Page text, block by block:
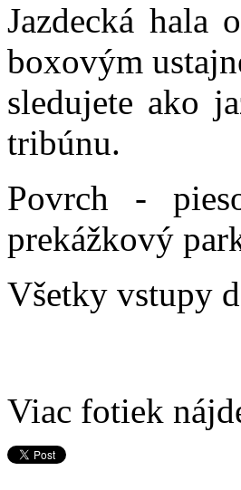
Jazdecká hala
boxovým
sledujete ako
tribúnu.
Povrch -
prekážkový
Všetky vstupy
Viac fotiek